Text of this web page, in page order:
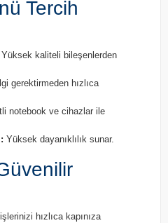
Tercih
Yüksek kaliteli bileşenlerden
gerektirmeden hızlıca
notebook ve cihazlar ile
Yüksek dayanıklılık sunar.
hızlıca kapınıza